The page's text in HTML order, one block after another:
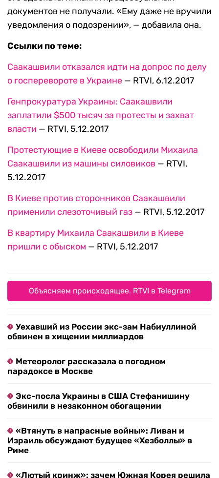
документов не получали. «Ему даже не вручили
уведомления о подозрении», — добавила она.
Ссылки по теме:
Саакашвили отказался идти на допрос по делу
о госперевороте в Украине — RTVI, 6.12.2017
Генпрокуратура Украины: Саакашвили
заплатили $500 тысяч за протесты и захват
власти — RTVI, 5.12.2017
Протестующие в Киеве освободили Михаила
Саакашвили из машины силовиков — RTVI,
5.12.2017
В Киеве против сторонников Саакашвили
применили слезоточивый газ — RTVI, 5.12.2017
В квартиру Михаила Саакашвили в Киеве
пришли с обыском — RTVI, 5.12.2017
Объясняем происходящее. RTVI в Telegram
Уехавший из России экс-зам Набиуллиной
обвинен в хищении миллиардов
Метеоролог рассказала о погодном
парадоксе в Москве
Экс-посла Украины в США Стефанишину
обвинили в незаконном обогащении
«Втянуть в напрасные войны»: Ливан и
Израиль обсуждают будущее «Хезболлы» в
Риме
«Лютый кринж»: зачем Южная Корея решила